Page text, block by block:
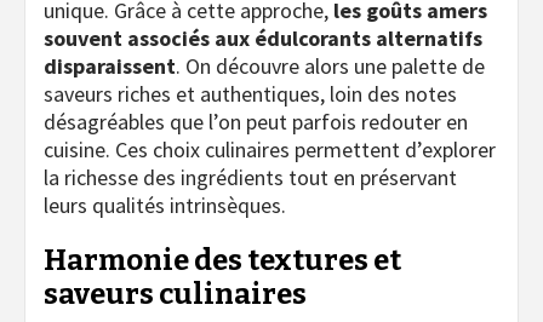
unique. Grâce à cette approche, les goûts amers
souvent associés aux édulcorants alternatifs
disparaissent. On découvre alors une palette de
saveurs riches et authentiques, loin des notes
désagréables que l’on peut parfois redouter en
cuisine. Ces choix culinaires permettent d’explorer
la richesse des ingrédients tout en préservant
leurs qualités intrinsèques.
Harmonie des textures et
saveurs culinaires